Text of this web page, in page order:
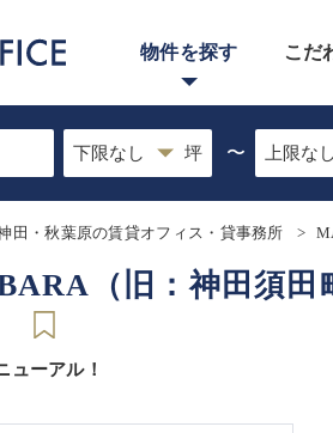
物件を探す こだ
〜
田・秋葉原の賃貸オフィス・貸事務所
（旧：神田須田
ューアル！